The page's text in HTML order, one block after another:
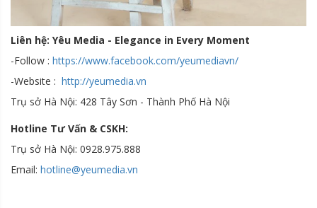
Liên hệ: Yêu Media - Elegance in Every Moment
-Follow : https://www.facebook.com/yeumediavn/
-Website : http://yeumedia.vn
Trụ sở Hà Nội: 428 Tây Sơn - Thành Phố Hà Nội
Hotline Tư Vấn & CSKH:
Trụ sở Hà Nội: 0928.975.888
Email: hotline@yeumedia.vn